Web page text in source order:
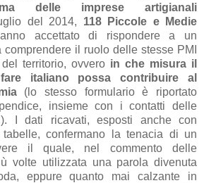
delle imprese artigianali
del 2014, 118 Piccole e Medie
accettato di rispondere a un
il ruolo delle stesse PMI
territorio, ovvero in che misura il
italiano possa contribuire al
(lo stesso formulario è riportato
insieme con i contatti delle
I dati ricavati, esposti anche con
tabelle, confermano la tenacia di un
il quale, nel commento delle
volte utilizzata una parola divenuta
eppure quanto mai calzante in